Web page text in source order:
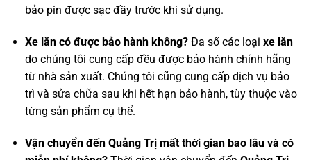
bảo pin được sạc đầy trước khi sử dụng.
Xe lăn có được bảo hành không?Đa số các loại xe lăn
do chúng tôi cung cấp đều được bảo hành chính hãng
từ nhà sản xuất. Chúng tôi cũng cung cấp dịch vụ bảo
trì và sửa chữa sau khi hết hạn bảo hành, tùy thuộc vào
từng sản phẩm cụ thể.
Vận chuyển đến Quảng Trị mất thời gian bao lâu và có